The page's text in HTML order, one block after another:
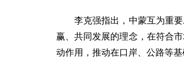
李克强指出，中蒙互为重要
赢、共同发展的理念，在符合
动作用，推动在口岸、公路等